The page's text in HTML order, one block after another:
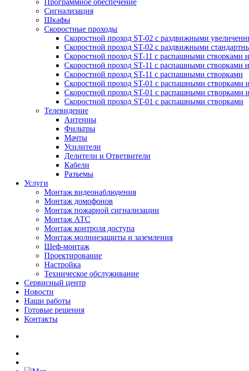
Программное обеспечение
Сигнализация
Шкафы
Скоростные проходы
Скоростной проход ST-02 с раздвижными
Скоростной проход ST-02 с раздвижными
Скоростной проход ST-11 с распашными створками
Скоростной проход ST-11 с распашными створками
Скоростной проход ST-11 с распашными створками
Скоростной проход ST-01 с распашными створками
Скоростной проход ST-01 с распашными створками
Скоростной проход ST-01 с распашными створками
Телевидение
Антенны
Фильтры
Мачты
Усилители
Делители и Ответвители
Кабели
Разъемы
Услуги
Монтаж видеонаблюдения
Монтаж домофонов
Монтаж пожарной сигнализации
Монтаж АТС
Монтаж контроля доступа
Монтаж молниезащиты и заземления
Шеф-монтаж
Проектирование
Настройка
Техническое обслуживание
Сервисный центр
Новости
Наши работы
Готовые решения
Контакты